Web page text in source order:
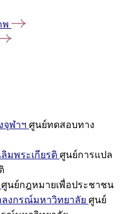
พ
จุฬาฯ ศูนย์ทดสอบทาง
มพระเกียรติ ศูนย์การแปล
ศูนย์กฎหมายเพื่อประชาชน
งกรณ์มหาวิทยาลัย ศูนย์